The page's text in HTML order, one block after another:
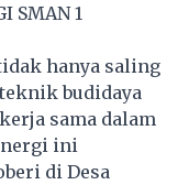
SMAN 1
hanya saling
budidaya
sama dalam
ini
di Desa